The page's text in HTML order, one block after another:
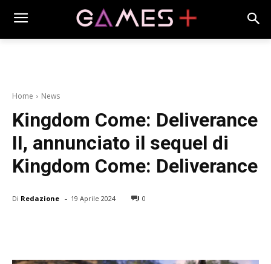
Home News
Kingdom Come: Deliverance
II, annunciato il sequel di
Kingdom Come: Deliverance
Di Redazione - 19 Aprile 2024 0